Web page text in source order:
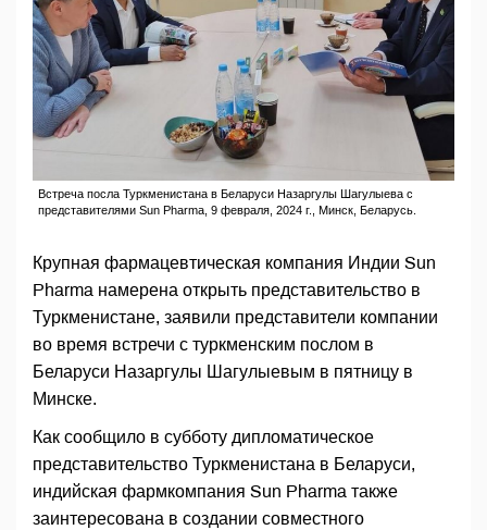
Встреча посла Туркменистана в Беларуси Назаргулы Шагулыева с
представителями Sun Pharma, 9 февраля, 2024 г., Минск, Беларусь.
Крупная фармацевтическая компания Индии Sun
Pharma намерена открыть представительство в
Туркменистане, заявили представители компании
во время встречи с туркменским послом в
Беларуси Назаргулы Шагулыевым в пятницу в
Минске.
Как сообщило в субботу дипломатическое
представительство Туркменистана в Беларуси,
индийская фармкомпания Sun Pharma также
заинтересована в создании совместного